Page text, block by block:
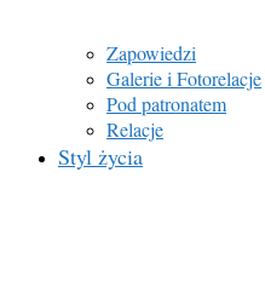
Zapowiedzi
Galerie i Fotorelacje
Pod patronatem
Relacje
Styl życia